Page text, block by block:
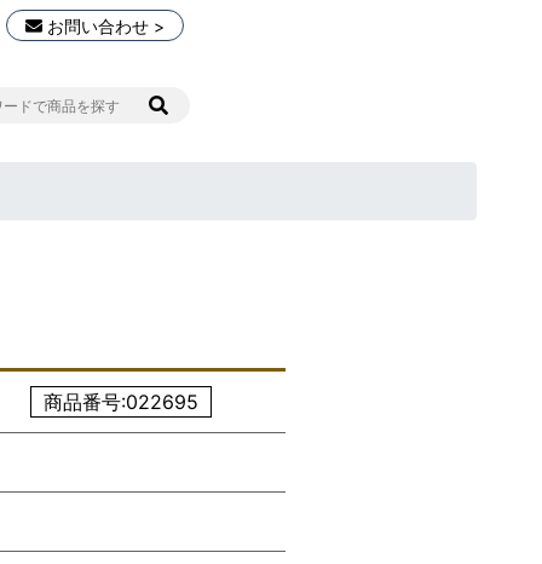
お問い合わせ >
商品番号:022695